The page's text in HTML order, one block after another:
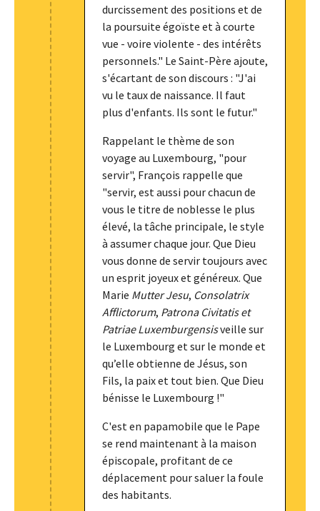
durcissement des positions et de
la poursuite égoïste et à courte
vue - voire violente - des intérêts
personnels." Le Saint-Père ajoute,
s'écartant de son discours : "J'ai
vu le taux de naissance. Il faut
plus d'enfants. Ils sont le futur."
Rappelant le thème de son
voyage au Luxembourg, "pour
servir", François rappelle que
"servir, est aussi pour chacun de
vous le titre de noblesse le plus
élevé, la tâche principale, le style
à assumer chaque jour. Que Dieu
vous donne de servir toujours avec
un esprit joyeux et généreux. Que
Marie Mutter Jesu, Consolatrix
Afflictorum, Patrona Civitatis et
Patriae Luxemburgensisveille sur
le Luxembourg et sur le monde et
qu’elle obtienne de Jésus, son
Fils, la paix et tout bien. Que Dieu
bénisse le Luxembourg !"
C'est en papamobile que le Pape
se rend maintenant à la maison
épiscopale, profitant de ce
déplacement pour saluer la foule
des habitants.